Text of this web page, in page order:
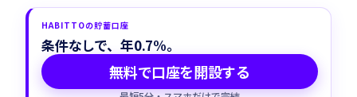
HABITTOの貯蓄口座
条件なしで、年0.7%。
無料で口座を開設する